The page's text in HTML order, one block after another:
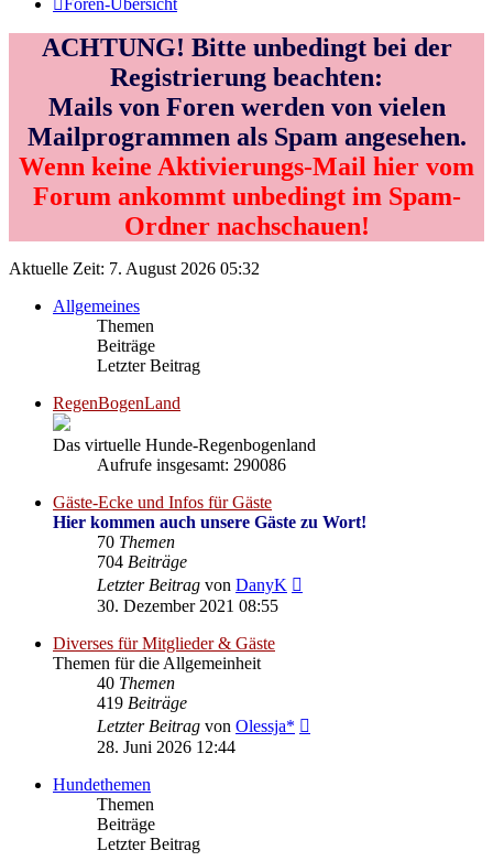
ACHTUNG! Bitte unbedingt bei der
Registrierung beachten:
Mails von Foren werden von vielen
Mailprogrammen als Spam angesehen.
Wenn keine Aktivierungs-Mail hier vom
Forum ankommt unbedingt im Spam-
Ordner nachschauen!
Aktuelle Zeit: 7. August 2026 05:32
Allgemeines
Themen
Beiträge
Letzter Beitrag
RegenBogenLand
Das virtuelle Hunde-Regenbogenland
Aufrufe insgesamt: 290086
Gäste-Ecke und Infos für Gäste
Hier kommen auch unsere Gäste zu Wort!
70 Themen
704 Beiträge
Letzter Beitrag von DanyK
30. Dezember 2021 08:55
Diverses für Mitglieder & Gäste
Themen für die Allgemeinheit
40 Themen
419 Beiträge
Letzter Beitrag von Olessja*
28. Juni 2026 12:44
Hundethemen
Themen
Beiträge
Letzter Beitrag